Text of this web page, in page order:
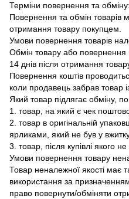
Терміни повернення та обміну:
Повернення та обмін товарів
отримання товару покупцем.
Умови повернення товарів
Обмін товару або
14 днів після отримання
Повернення коштів
коли продавець забрав товар
Який товар підлягає обміну,
1. товар, на який є чек
2. товар в оригінальній
ярликами, який не був у
3. товар, після купівлі якого
Умови повернення товару
Товар неналежної якості має
використання за
право повернути/обміняти